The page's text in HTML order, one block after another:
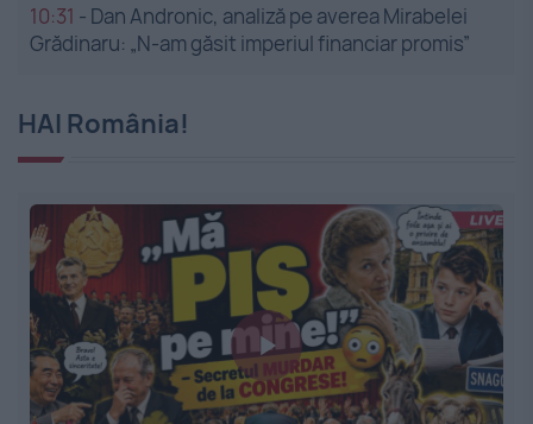
10:31 - Dan Andronic, analiză pe averea Mirabelei
Grădinaru: „N-am găsit imperiul financiar promis”
HAI România!